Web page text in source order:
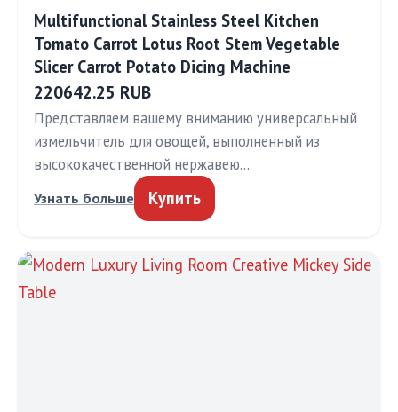
Multifunctional Stainless Steel Kitchen
Tomato Carrot Lotus Root Stem Vegetable
Slicer Carrot Potato Dicing Machine
220642.25 RUB
Представляем вашему вниманию универсальный
измельчитель для овощей, выполненный из
высококачественной нержавею…
Узнать больше Купить